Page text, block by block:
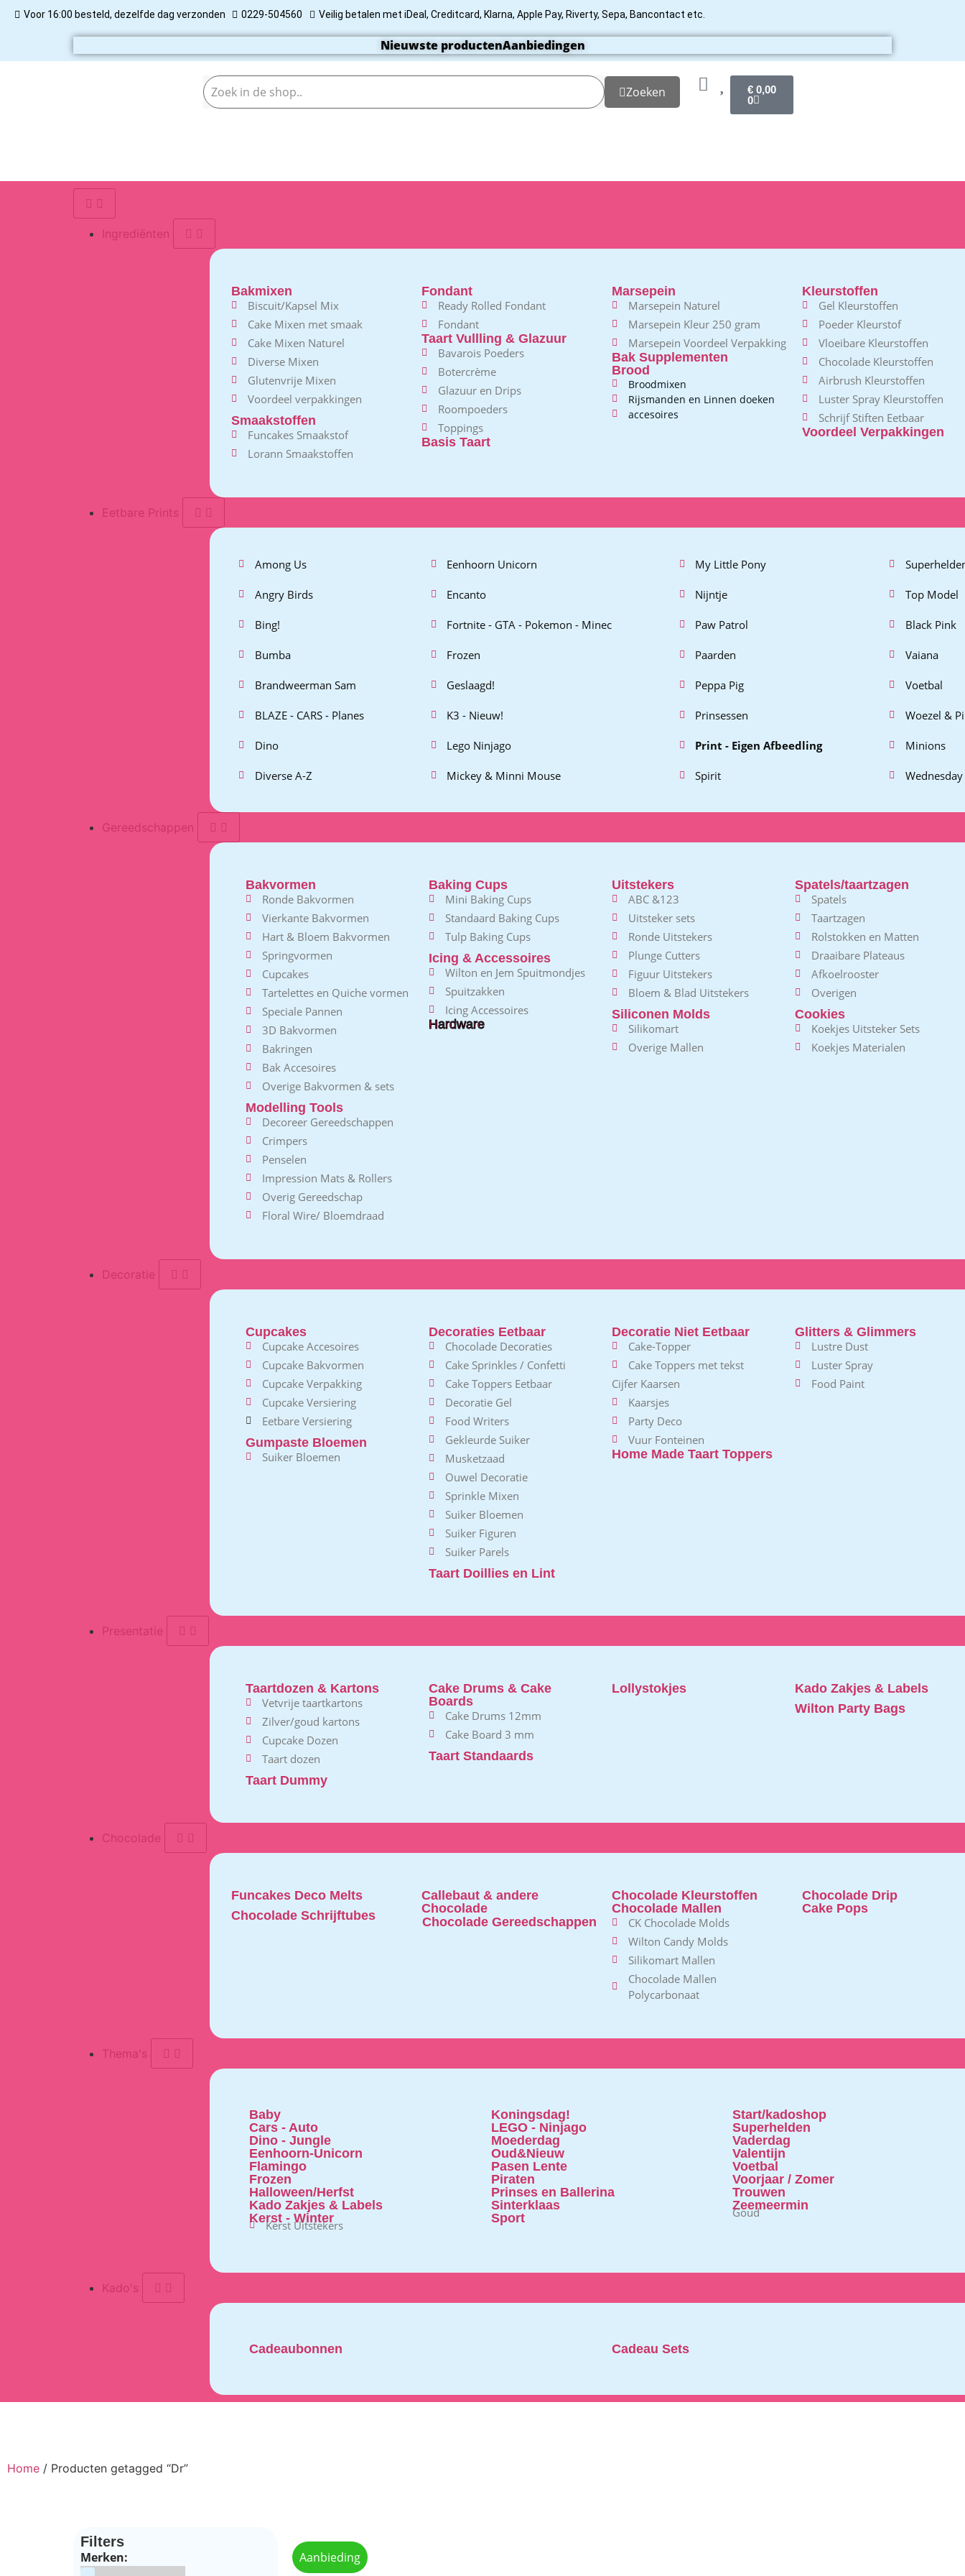
Voor 16:00 besteld, dezelfde dag verzonden 0229-504560 Veilig betalen met iDeal, Creditcard, Klarna, Apple Pay, Riverty, Sepa, Bancontact etc.
Nieuwste productenAanbiedingen
Zoeken € 0,00
0
Ingrediënten
Bakmixen
Biscuit/Kapsel Mix
Cake Mixen met smaak
Cake Mixen Naturel
Diverse Mixen
Glutenvrije Mixen
Voordeel verpakkingen
Smaakstoffen
Funcakes Smaakstof
Lorann Smaakstoffen
Fondant
Ready Rolled Fondant
Fondant
Taart Vullling & Glazuur
Bavarois Poeders
Botercrème
Glazuur en Drips
Roompoeders
Toppings
Basis Taart
Marsepein
Marsepein Naturel
Marsepein Kleur 250 gram
Marsepein Voordeel Verpakking
Bak Supplementen
Brood
Broodmixen
Rijsmanden en Linnen doeken
accesoires
Kleurstoffen
Gel Kleurstoffen
Poeder Kleurstof
Vloeibare Kleurstoffen
Chocolade Kleurstoffen
Airbrush Kleurstoffen
Luster Spray Kleurstoffen
Schrijf Stiften Eetbaar
Voordeel Verpakkingen
Eetbare Prints
Among Us
Angry Birds
Bing!
Bumba
Brandweerman Sam
BLAZE - CARS - Planes
Dino
Diverse A-Z
Eenhoorn Unicorn
Encanto
Fortnite - GTA - Pokemon - Minec
Frozen
Geslaagd!
K3 - Nieuw!
Lego Ninjago
Mickey & Minni Mouse
My Little Pony
Nijntje
Paw Patrol
Paarden
Peppa Pig
Prinsessen
Print - Eigen Afbeedling
Spirit
Top Model
Black Pink
Vaiana
Voetbal
Woezel &
Minions
Wednesday
Gereedschappen
Bakvormen
Ronde Bakvormen
Vierkante Bakvormen
Hart & Bloem Bakvormen
Springvormen
Cupcakes
Tartelettes en Quiche vormen
Speciale Pannen
3D Bakvormen
Bakringen
Bak Accesoires
Overige Bakvormen & sets
Modelling Tools
Decoreer Gereedschappen
Crimpers
Penselen
Impression Mats & Rollers
Overig Gereedschap
Floral Wire/ Bloemdraad
Baking Cups
Mini Baking Cups
Standaard Baking Cups
Tulp Baking Cups
Icing & Accessoires
Wilton en Jem Spuitmondjes
Spuitzakken
Icing Accessoires
Hardware
Uitstekers
ABC &123
Uitsteker sets
Ronde Uitstekers
Plunge Cutters
Figuur Uitstekers
Bloem & Blad Uitstekers
Siliconen Molds
Silikomart
Overige Mallen
Spatels/taartzagen
Spatels
Taartzagen
Rolstokken en Matten
Draaibare Plateaus
Afkoelrooster
Overigen
Cookies
Koekjes Uitsteker Sets
Koekjes Materialen
Decoratie
Cupcakes
Cupcake Accesoires
Cupcake Bakvormen
Cupcake Verpakking
Cupcake Versiering
Eetbare Versiering
Gumpaste Bloemen
Suiker Bloemen
Decoraties Eetbaar
Chocolade Decoraties
Cake Sprinkles / Confetti
Cake Toppers Eetbaar
Decoratie Gel
Food Writers
Gekleurde Suiker
Musketzaad
Ouwel Decoratie
Sprinkle Mixen
Suiker Bloemen
Suiker Figuren
Suiker Parels
Taart Doillies en Lint
Decoratie Niet Eetbaar
Cake-Topper
Cake Toppers met tekst
Cijfer Kaarsen
Kaarsjes
Party Deco
Vuur Fonteinen
Home Made Taart Toppers
Glitters & Glimmers
Lustre Dust
Luster Spray
Food Paint
Presentatie
Taartdozen & Kartons
Vetvrije taartkartons
Zilver/goud kartons
Cupcake Dozen
Taart dozen
Taart Dummy
Cake Drums & Cake
Boards
Cake Drums 12mm
Cake Board 3 mm
Taart Standaards
Lollystokjes
Kado Zakjes & Labels
Wilton Party Bags
Chocolade
Funcakes Deco Melts
Chocolade Schrijftubes
Callebaut & andere
Chocolade
Chocolade Gereedschappen
Chocolade Kleurstoffen
Chocolade Mallen
CK Chocolade Molds
Wilton Candy Molds
Silikomart Mallen
Chocolade Mallen
Polycarbonaat
Chocolade Drip
Cake Pops
Thema's
Baby
Cars - Auto
Dino - Jungle
Eenhoorn-Unicorn
Flamingo
Frozen
Halloween/Herfst
Kado Zakjes & Labels
Kerst - Winter
Kerst Uitstekers
Koningsdag!
LEGO - Ninjago
Moederdag
Oud&Nieuw
Pasen Lente
Piraten
Prinses en Ballerina
Sinterklaas
Sport
Start/kadoshop
Superhelden
Vaderdag
Valentijn
Voetbal
Voorjaar / Zomer
Trouwen
Zeemeermin
Goud
Kado's
Cadeaubonnen Cadeau Sets
Home / Producten getagged “Dr”
Filters
Merken:
Aanbieding